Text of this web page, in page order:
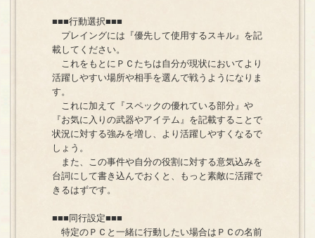
■■■行動選択■■■
プレイングには『優先して使用するスキル』を記
載してください。
これをもとにＰＣたちは自分が現状においてより
活躍しやすい場所や相手を選んで戦うようになりま
す。
これに加えて『スペックの優れている部分』や
『お気に入りの武器やアイテム』を記載することで
状況に対する強みを増し、より活躍しやすくなるで
しょう。
また、この事件や自分の役割に対する意気込みを
台詞にして書き込んでおくと、もっと素敵に活躍で
きるはずです。
■■■同行設定■■■
特定のＰＣと一緒に行動したい場合はＰＣの名前